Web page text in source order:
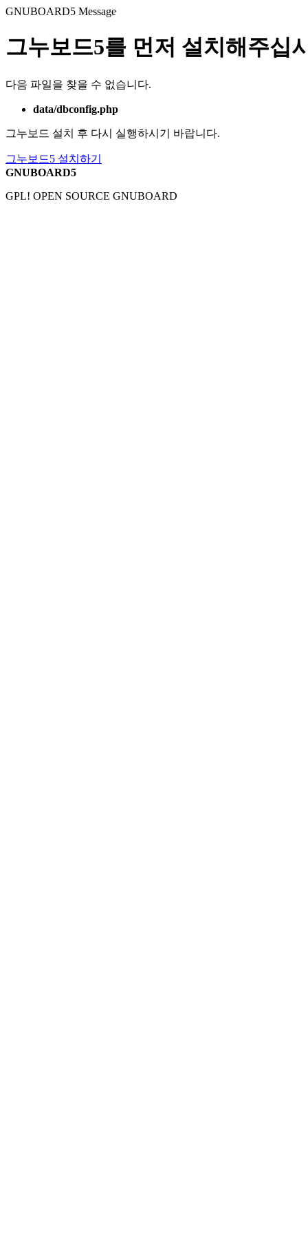
GNUBOARD5 Message
그누보드5를 먼저 설치해주십
다음 파일을 찾을 수 없습니다.
data/dbconfig.php
그누보드 설치 후 다시 실행하시기 바랍니다.
그누보드5 설치하기
GNUBOARD5
GPL! OPEN SOURCE GNUBOARD